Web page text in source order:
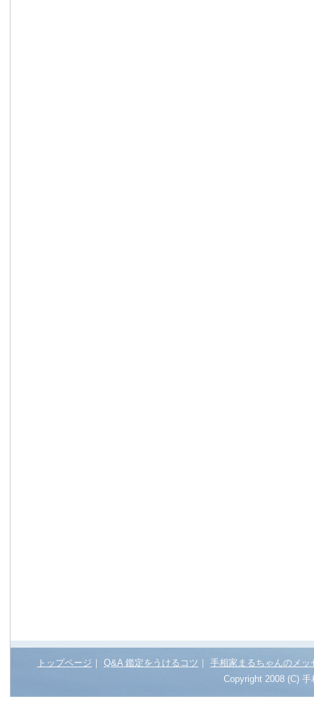
トップページ Q&A 鑑定をうけるコツ
手相家まるちゃんのメッ
Copyright 2008 (C)